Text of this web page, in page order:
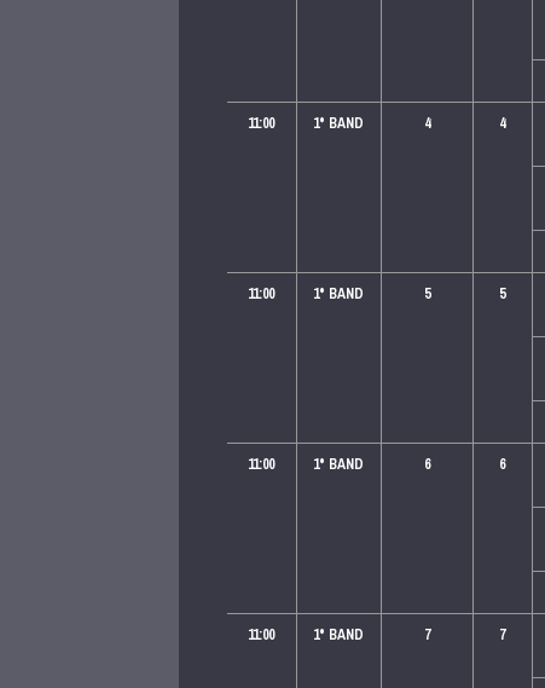
11:00
1° BAND 4 4
11:00
1° BAND 5 5
11:00
1° BAND 6 6
11:00
1° BAND 7 7